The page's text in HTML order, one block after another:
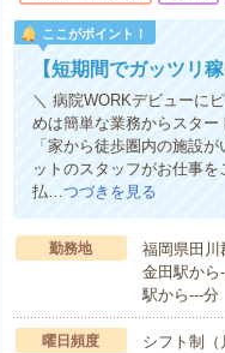
ここがポイント！
【短期間でガッツリ
＼ 病院WORKデビューに
めは簡単な業務からスタ
「家から徒歩圏内の施設
ットのスタッフがお仕事
払…つづきを見る
勤務地
福岡県田川
金田駅から
駅から---分
曜日頻度 シフト制